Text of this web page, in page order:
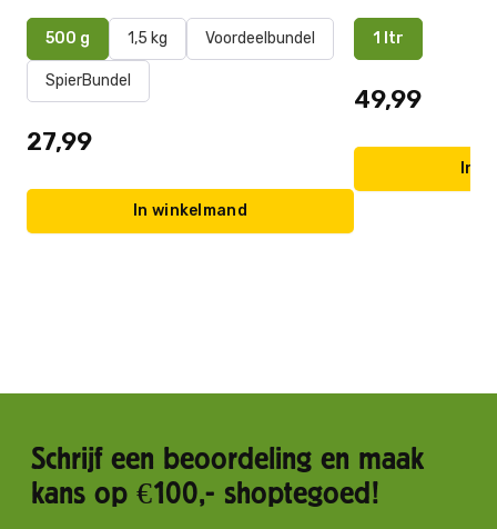
500 g 1,5 kg Voordeelbundel
SpierBundel
27,99
In winkelmand
1 ltr
49,99
In
Schrijf een beoordeling en maak
kans op €100,- shoptegoed!